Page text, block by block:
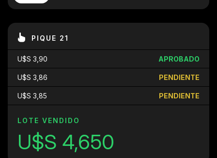
PIQUE 21
U$S 3,90 APROBADO
U$S 3,86 PENDIENTE
U$S 3,85 PENDIENTE
LOTE VENDIDO
U$S 4,650